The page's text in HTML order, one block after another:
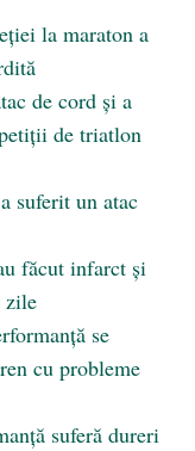
la maraton a
de cord și a
de triatlon
suferit un atac
făcut infarct și
zile
se
cu probleme
suferă dureri